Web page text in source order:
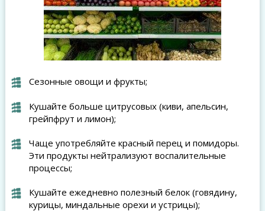
Сезонные овощи и фрукты;
Кушайте больше цитрусовых (киви, апельсин,
грейпфрут и лимон);
Чаще употребляйте красный перец и помидоры.
Эти продукты нейтрализуют воспалительные
процессы;
Кушайте ежедневно полезный белок (говядину,
курицы, миндальные орехи и устрицы);